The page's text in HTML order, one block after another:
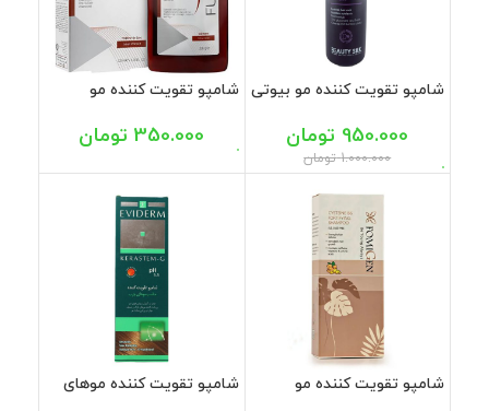
شامپو تقویت کننده مو بیوتی
1.000.000 تومان
950.000 تومان
شامپو تقویت کننده مو
350.000 تومان
شامپو تقویت کننده مو
شامپو تقویت کننده موهای